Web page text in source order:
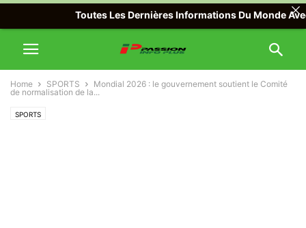
Home SPORTS
Mondial 2026 : le gouvernement soutient le Comité
de normalisation de la...
SPORTS
Toutes Les Dernières Informations Du Monde Avec